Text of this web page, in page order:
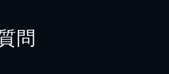
問